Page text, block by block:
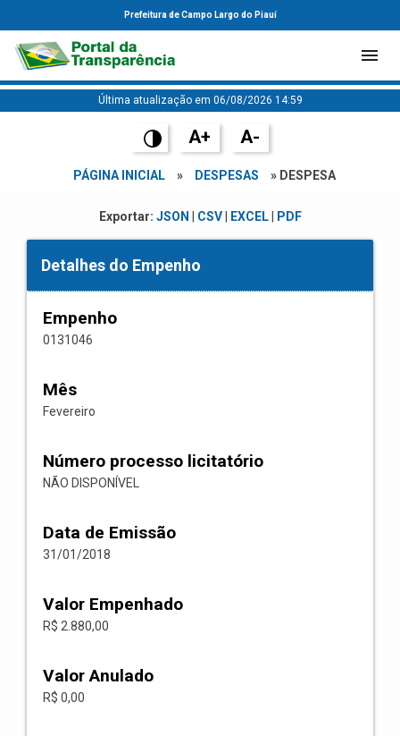
Prefeitura de Campo Largo do Piauí
Última atualização em 06/08/2026 14:59
A+ A-
PÁGINA INICIAL » DESPESAS » DESPESA
Exportar: JSON CSV| EXCEL| PDF
Detalhes do Empenho
Empenho
0131046
Mês
Fevereiro
Número processo licitatório
NÃO DISPONÍVEL
Data de Emissão
31/01/2018
Valor Empenhado
R$ 2.880,00
Valor Anulado
R$ 0,00